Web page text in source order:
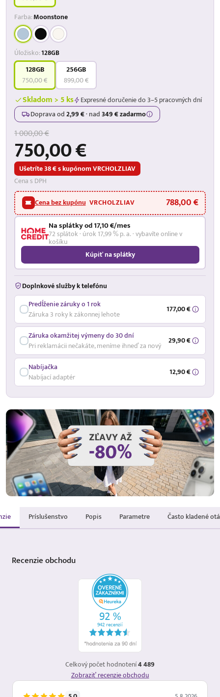
Farba:Moonstone
Úložisko:128GB
128GB
750,00 €
256GB
899,00 €
Skladom > 5 ks
Expresné doručenie do 3–5 pracovných dní
Doprava od2,99 €·nad349 € zadarmo
1 000,00 €
750,00 €
Ušetríte 38 € s kupónom VRCHOLZLIAV
Cena s DPH
Cena bez kupónu VRCHOLZLIAV 788,00 €
Na splátky od 17,10 €/mes
72 splátok · úrok 17,99 % p. a. · vybavíte online v
košíku
Kúpiť na splátky
Doplnkové služby k telefónu
Predĺženie záruky o 1 rok
Záruka 3 roky k zákonnej lehote
177,00 €
Záruka okamžitej výmeny do 30 dní
Pri reklamácii nečakáte, meníme ihneď za nový
29,90 €
Nabíjačka
Nabíjací adaptér
12,90 €
Príslušenstvo Popis Parametre Často kladené
Recenzieobchodu
Celkový počet hodnotení4 489
Zobraziť recenzie obchodu